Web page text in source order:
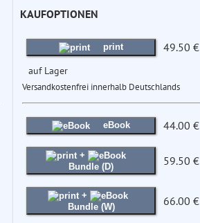
KAUFOPTIONEN
print 49.50 €
auf Lager
Versandkostenfrei innerhalb Deutschlands
eBook 44.00 €
+
Bundle (D)
59.50 €
+
Bundle (W)
66.00 €